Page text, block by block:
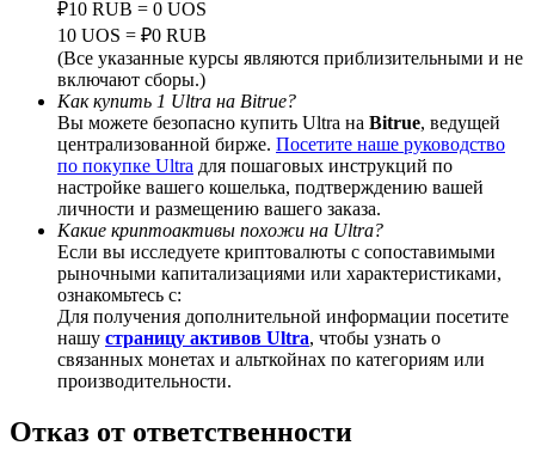
BTC Welcome Rewards
Deposit & Trade BTC to Share 25000 USDT prize pool!
Deposit CASHCAT & Win
Share 500000 CASHCAT prize pool
Register & Trade to Win 500,000 USDT
₽10 RUB = 0 UOS
10 UOS = ₽0 RUB
(Все указанные курсы являются приблизительными и не
включают сборы.)
Как купить 1 Ultra на Bitrue?
Вы можете безопасно купить Ultra на Bitrue, ведущей
централизованной бирже. Посетите наше руководство
по покупке Ultra для пошаговых инструкций по
настройке вашего кошелька, подтверждению вашей
личности и размещению вашего заказа.
Какие криптоактивы похожи на Ultra?
Если вы исследуете криптовалюты с сопоставимыми
рыночными капитализациями или характеристиками,
ознакомьтесь с:
Для получения дополнительной информации посетите
нашу страницу активов Ultra, чтобы узнать о
связанных монетах и альткойнах по категориям или
производительности.
Отказ от ответственности